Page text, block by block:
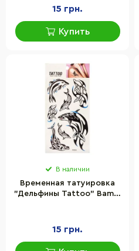
15 грн.
Купить
В наличии
Временная татуировка
"Дельфины Tattoo" Bambi
15 грн.